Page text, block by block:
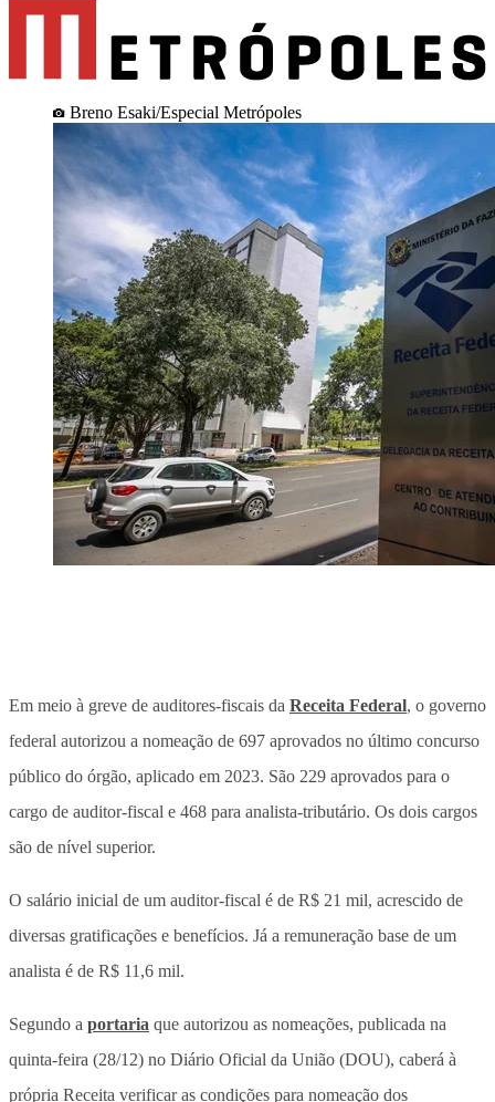
Breno Esaki/Especial Metrópoles
Em meio à greve de auditores-fiscais da Receita Federal, o governo
federal autorizou a nomeação de 697 aprovados no último concurso
público do órgão, aplicado em 2023. São 229 aprovados para o
cargo de auditor-fiscal e 468 para analista-tributário. Os dois cargos
são de nível superior.
O salário inicial de um auditor-fiscal é de R$ 21 mil, acrescido de
diversas gratificações e benefícios. Já a remuneração base de um
analista é de R$ 11,6 mil.
Segundo a portaria que autorizou as nomeações, publicada na
quinta-feira (28/12) no Diário Oficial da União (DOU), caberá à
própria Receita verificar as condições para nomeação dos